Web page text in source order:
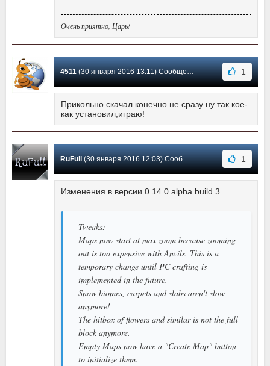
Очень приятно, Царь!
4511(30 января 2016 13:11) Сообщение #43 1
Прикольно скачал конечно не сразу ну так кое-
как установил,играю!
RuFull (30 января 2016 12:03) Сообщение #42 1
Изменения в версии 0.14.0 alpha build 3
Tweaks:
Maps now start at max zoom because zooming
out is too expensive with Anvils. This is a
temporary change until PC crafting is
implemented in the future.
Snow biomes, carpets and slabs aren't slow
anymore!
The hitbox of flowers and similar is not the full
block anymore.
Empty Maps now have a "Create Map" button
to initialize them.